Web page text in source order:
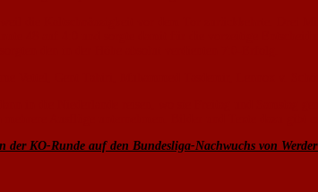
der KO-Runde auf den Bundesliga-Nachwuchs von